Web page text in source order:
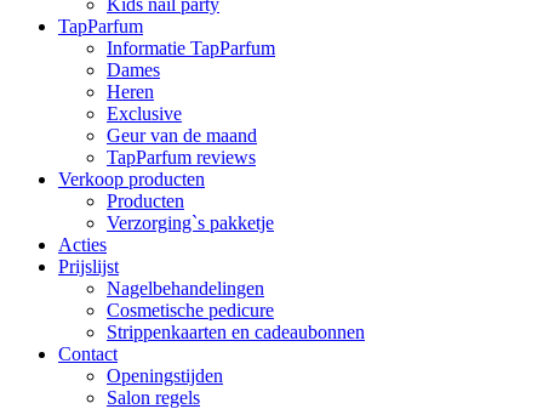
Kids nail party
TapParfum
Informatie TapParfum
Dames
Heren
Exclusive
Geur van de maand
TapParfum reviews
Verkoop producten
Producten
Verzorging`s pakketje
Acties
Prijslijst
Nagelbehandelingen
Cosmetische pedicure
Strippenkaarten en cadeaubonnen
Contact
Openingstijden
Salon regels